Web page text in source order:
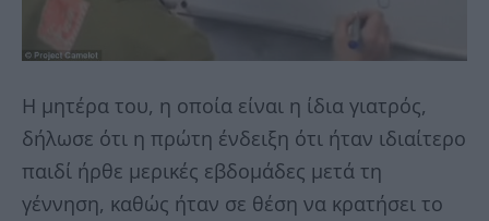
Η μητέρα του, η οποία είναι η ίδια γιατρός,
δήλωσε ότι η πρώτη ένδειξη ότι ήταν ιδιαίτερο
παιδί ήρθε μερικές εβδομάδες μετά τη
γέννηση, καθώς ήταν σε θέση να κρατήσει το